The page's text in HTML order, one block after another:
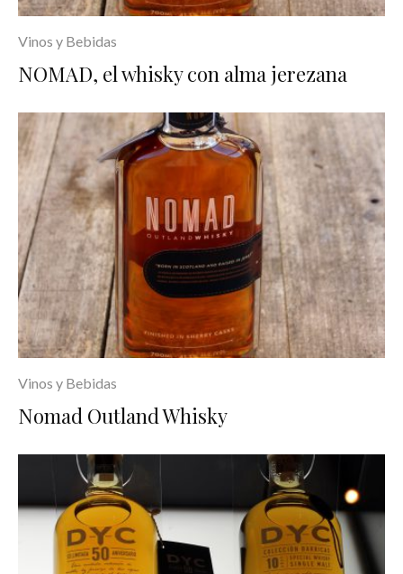
Vinos y Bebidas
NOMAD, el whisky con alma jerezana
Vinos y Bebidas
Nomad Outland Whisky